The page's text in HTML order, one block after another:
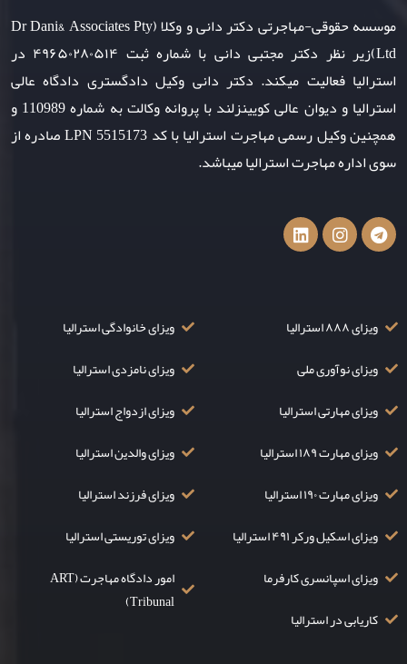
موسسه حقوقی-مهاجرتی دکتر دانی و وکلا (Dr Dani& Associates Pty
Ltd)زیر نظر دکتر مجتبی دانی با شماره ثبت ۴۹۶۵۰۲۸۰۵۱۴ در
استرالیا فعالیت میکند. دکتر دانی وکیل دادگستری دادگاه عالی
استرالیا و دیوان عالی کویینزلند با پروانه وکالت به شماره 110989 و
همچنین وکیل رسمی مهاجرت استرالیا با کد LPN 5515173 صادره از
سوی اداره مهاجرت استرالیا میباشد.
ویزای ۸۸۸ استرالیا
ویزای نوآوری ملی
ویزای مهارتی استرالیا
ویزای مهارت ۱۸۹ استرالیا
ویزای مهارت ۱۹۰ استرالیا
ویزای اسکیل ورکر ۴۹۱ استرالیا
ویزای اسپانسری کارفرما
کاریابی در استرالیا
ویزای خانوادگی استرالیا
ویزای نامزدی استرالیا
ویزای ازدواج استرالیا
ویزای والدین استرالیا
ویزای فرزند استرالیا
ویزای توریستی استرالیا
امور دادگاه مهاجرت (ART
Tribunal)